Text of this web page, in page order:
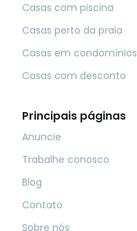
Casas com piscina
Casas perto da praia
Casas em condomínios
Casas com desconto
Principais páginas
Anuncie
Trabalhe conosco
Blog
Contato
Sobre nós